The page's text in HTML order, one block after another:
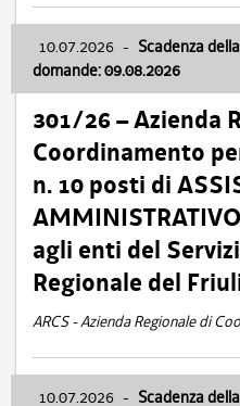
10.07.2026 - Scadenza
domande: 09.08.2026
301/26 – Azienda
Coordinamento
n. 10 posti di
agli enti del
Regionale del
ARCS - Azienda Regionale di
10.07.2026 - Scadenza